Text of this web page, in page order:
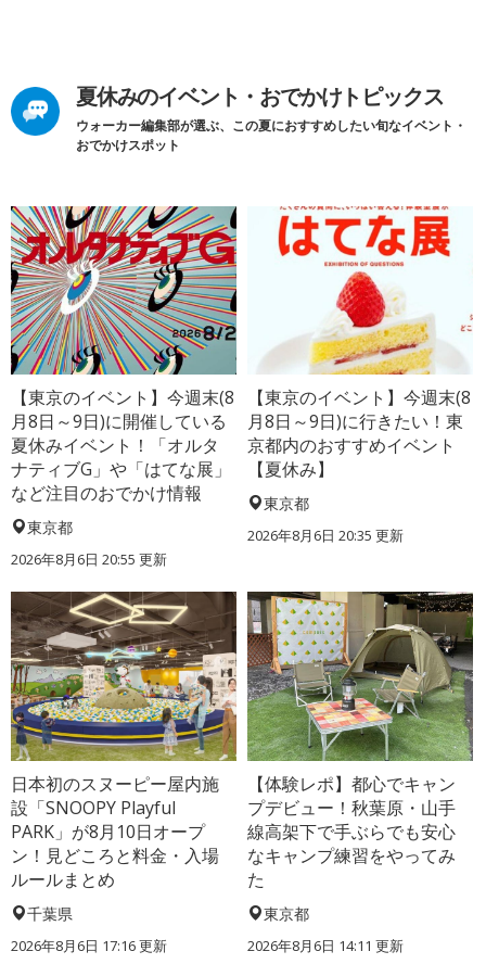
夏休みのイベント・おでかけトピックス
ウォーカー編集部が選ぶ、この夏におすすめしたい旬なイベント・
おでかけスポット
【東京のイベント】今週末(8
月8日～9日)に開催している
夏休みイベント！「オルタ
ナティブG」や「はてな展」
など注目のおでかけ情報
東京都
2026年8月6日 20:55 更新
【東京のイベント】今週末(8
月8日～9日)に行きたい！東
京都内のおすすめイベント
【夏休み】
東京都
2026年8月6日 20:35 更新
日本初のスヌーピー屋内施
設「SNOOPY Playful
PARK」が8月10日オープ
ン！見どころと料金・入場
ルールまとめ
千葉県
2026年8月6日 17:16更新
【体験レポ】都心でキャン
プデビュー！秋葉原・山手
線高架下で手ぶらでも安心
なキャンプ練習をやってみ
た
東京都
2026年8月6日 14:11 更新